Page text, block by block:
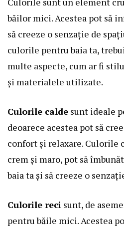
băilor mici. Acestea pot să
să creeze o senzație de
culorile pentru baia ta,
multe aspecte, cum ar fi
și materialele utilizate.
Culorile calde sunt ideale
deoarece acestea pot să
confort și relaxare. Culorile
crem și maro, pot să
baia ta și să creeze o
Culorile reci sunt, de
pentru băile mici. Acestea